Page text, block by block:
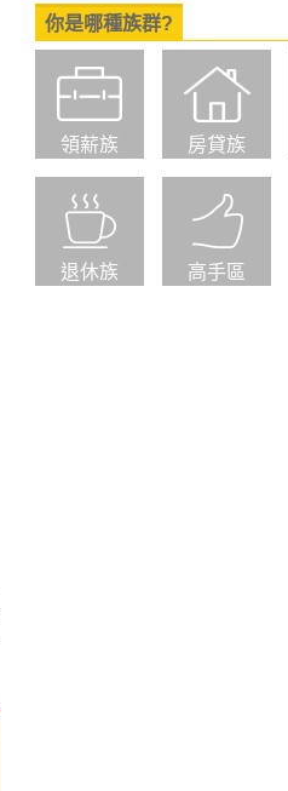
你是哪種族群?
領薪族 房貸族
退休族 高手區